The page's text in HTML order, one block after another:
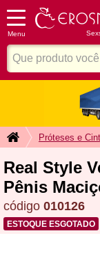
Menu
Próteses e
Real Style
Pênis
código 010126
ESTOQUE ESGOTADO